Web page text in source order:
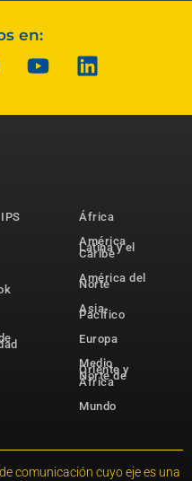
en:
África
América
Latina y el
Caribe
América del
Norte
Asia-
Pacífico
Europa
Medio
Oriente y
Norte de
África
Mundo
comunicación cuyo eje es una